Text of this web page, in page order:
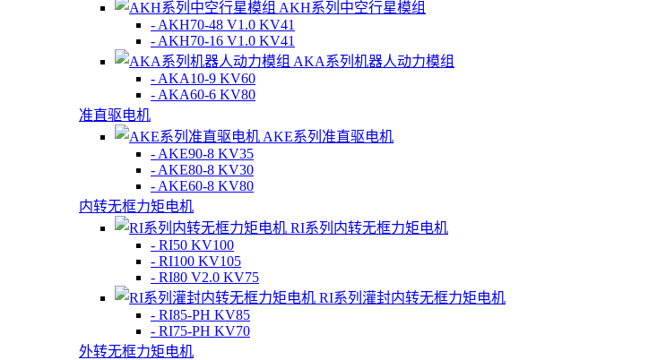
AKH系列中空行星模组
- AKH70-48 V1.0 KV41
- AKH70-16 V1.0 KV41
AKA系列机器人动力模组
- AKA10-9 KV60
- AKA60-6 KV80
准直驱电机
AKE系列准直驱电机
- AKE90-8 KV35
- AKE80-8 KV30
- AKE60-8 KV80
内转无框力矩电机
RI系列内转无框力矩电机
- RI50 KV100
- RI100 KV105
- RI80 V2.0 KV75
RI系列灌封内转无框力矩电机
- RI85-PH KV85
- RI75-PH KV70
外转无框力矩电机